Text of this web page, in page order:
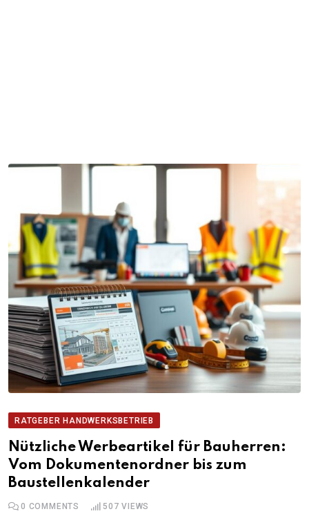
RATGEBER HANDWERKSBETRIEB
Nützliche Werbeartikel für Bauherren:
Vom Dokumentenordner bis zum
Baustellenkalender
0 COMMENTS 507 VIEWS